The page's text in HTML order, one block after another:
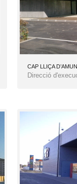
CAP LLIÇA
Direcció